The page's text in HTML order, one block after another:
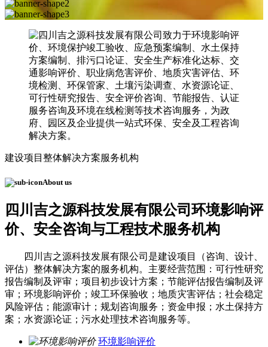
建设项目整体解决方案服务机构
About us
四川吉之源科技发展有限公司环境影响评
价、安全咨询与工程技术服务机构
四川吉之源科技发展有限公司是建设项目（咨询、设计、
评估）整体解决方案的服务机构。主要经营范围：可行性研究
报告编制及评审；项目初步设计方案；节能评估报告编制及评
审；环境影响评价；竣工环保验收；地质灾害评估；社会稳定
风险评估；能源审计；规划咨询服务；资金申报；水土保持方
案；水资源论证；污水处理技术咨询服务等。
环境影响评价